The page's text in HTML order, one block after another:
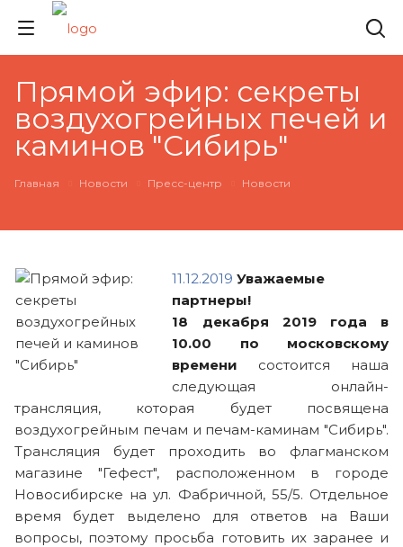
Прямой эфир: секреты
воздухогрейных печей и
каминов "Сибирь"
Главная Новости Пресс-центр Новости
11.12.2019 Уважаемые
партнеры!
18 декабря 2019 года в
10.00 по московскому
времени состоится наша
следующая онлайн-
трансляция, которая будет посвящена
воздухогрейным печам и печам-каминам "Сибирь".
Трансляция будет проходить во флагманском
магазине "Гефест", расположенном в городе
Новосибирске на ул. Фабричной, 55/5. Отдельное
время будет выделено для ответов на Ваши
вопросы, поэтому просьба готовить их заранее и